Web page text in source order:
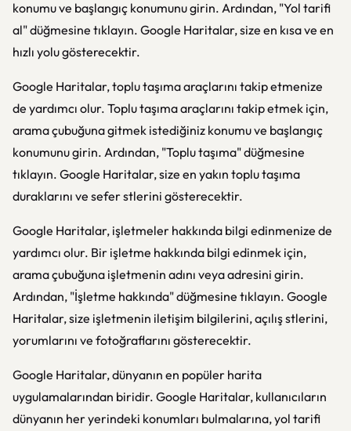
konumu ve başlangıç konumunu girin. Ardından, "Yol tarifi
al" düğmesine tıklayın. Google Haritalar, size en kısa ve en
hızlı yolu gösterecektir.
Google Haritalar, toplu taşıma araçlarını takip etmenize
de yardımcı olur. Toplu taşıma araçlarını takip etmek için,
arama çubuğuna gitmek istediğiniz konumu ve başlangıç
konumunu girin. Ardından, "Toplu taşıma" düğmesine
tıklayın. Google Haritalar, size en yakın toplu taşıma
duraklarını ve sefer stlerini gösterecektir.
Google Haritalar, işletmeler hakkında bilgi edinmenize de
yardımcı olur. Bir işletme hakkında bilgi edinmek için,
arama çubuğuna işletmenin adını veya adresini girin.
Ardından, "İşletme hakkında" düğmesine tıklayın. Google
Haritalar, size işletmenin iletişim bilgilerini, açılış stlerini,
yorumlarını ve fotoğraflarını gösterecektir.
Google Haritalar, dünyanın en popüler harita
uygulamalarından biridir. Google Haritalar, kullanıcıların
dünyanın her yerindeki konumları bulmalarına, yol tarifi